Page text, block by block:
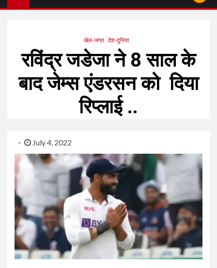
खेल-जगत देश-दुनिया
रविंद्र जडेजा ने 8 साल के
बाद जेम्स एंडरसन को दिया
रिप्लाई ..
July 4, 2022